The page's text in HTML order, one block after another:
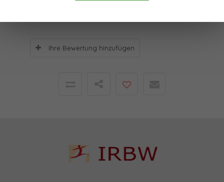
Ihre Bewertung hinzufügen